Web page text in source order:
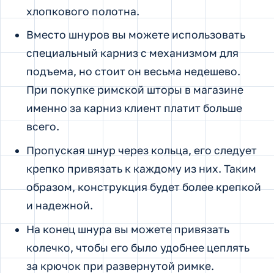
хлопкового полотна.
Вместо шнуров вы можете использовать
специальный карниз с механизмом для
подъема, но стоит он весьма недешево.
При покупке римской шторы в магазине
именно за карниз клиент платит больше
всего.
Пропуская шнур через кольца, его следует
крепко привязать к каждому из них. Таким
образом, конструкция будет более крепкой
и надежной.
На конец шнура вы можете привязать
колечко, чтобы его было удобнее цеплять
за крючок при развернутой римке.